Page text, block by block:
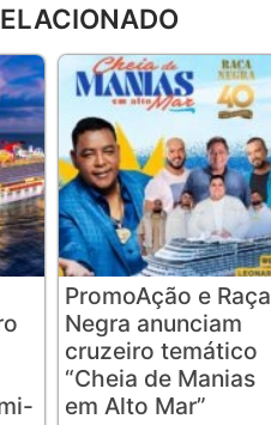
PromoAção e Raça
Negra anunciam
cruzeiro temático
“Cheia de Manias
em Alto Mar”